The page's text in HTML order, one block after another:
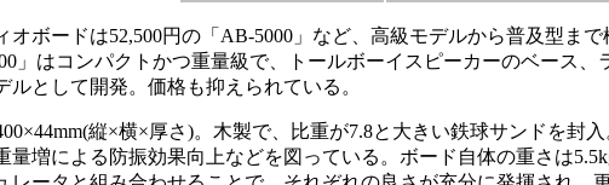
ボードは52,500円の「AB-5000」など、高級モデルから普及型ま
」はコンパクトかつ重量級で、トールボーイスピーカーのベース
ルとして開発。価格も抑えられている。
縦×横×厚さ)。木製で、比重が7.8と大きい鉄球サンドを封
量増による防振効果向上などを図っている。ボード自体の重さは